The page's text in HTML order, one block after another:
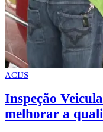
ACIJS
Inspeção
melhorar a